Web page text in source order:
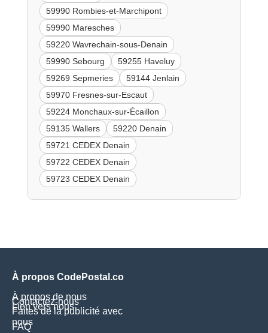
59990 Rombies-et-Marchipont
59990 Maresches
59220 Wavrechain-sous-Denain
59990 Sebourg
59255 Haveluy
59269 Sepmeries
59144 Jenlain
59970 Fresnes-sur-Escaut
59224 Monchaux-sur-Écaillon
59135 Wallers
59220 Denain
59721 CEDEX Denain
59722 CEDEX Denain
59723 CEDEX Denain
À propos CodePostal.co
À propos de nous
Contactez-nous
Lien vers nous
Faites de la publicité avec
nous
FAQ